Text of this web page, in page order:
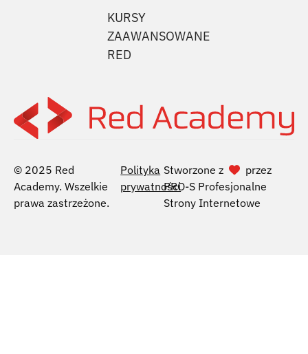
KURSY
ZAAWANSOWANE
RED
© 2025 Red
Academy. Wszelkie
prawa zastrzeżone.
Polityka
prywatności
Stworzone z
przez
PRO-S Profesjonalne
Strony Internetowe